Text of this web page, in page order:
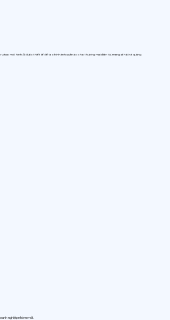
tạo mô hình AI được thiết kế để tạo hình ảnh quần áo cho thương mại điện tử, mạng xã hội và quảng
nghiệp nhóm mới.